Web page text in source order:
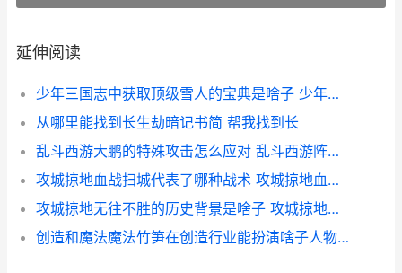
延伸阅读
少年三国志中获取顶级雪人的宝典是啥子 少年三国志中获得的武将
从哪里能找到长生劫暗记书简 帮我找到长
乱斗西游大鹏的特殊攻击怎么应对 乱斗西游阵容搭配攻略
攻城掠地血战扫城代表了哪种战术 攻城掠地血战的时候可以退游戏吗
攻城掠地无往不胜的历史背景是啥子 攻城掠地打一数字
创造和魔法魔法竹笋在创造行业能扮演啥子人物 创造和魔法攻略